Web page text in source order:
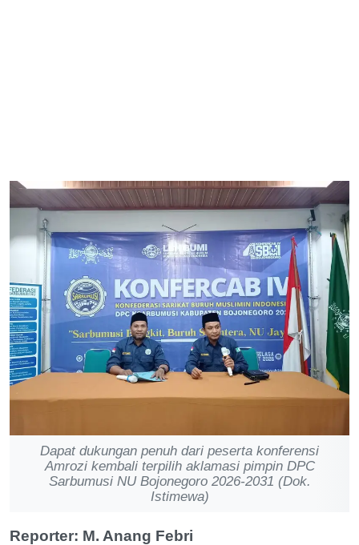
Dapat dukungan penuh dari peserta konferensi
Amrozi kembali terpilih aklamasi pimpin DPC
Sarbumusi NU Bojonegoro 2026-2031 (Dok.
Istimewa)
Reporter: M. Anang Febri